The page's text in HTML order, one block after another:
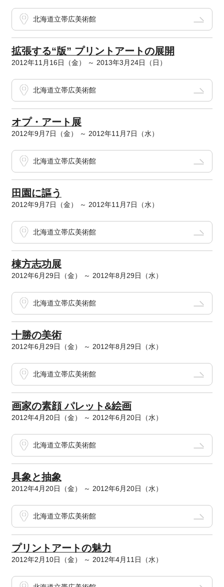
北海道立帯広美術館
拡張する“版” プリントアートの展開
2012年11月16日（金） ～ 2013年3月24日（日）
北海道立帯広美術館
オプ・アート展
2012年9月7日（金） ～ 2012年11月7日（水）
北海道立帯広美術館
田園に謳う
2012年9月7日（金） ～ 2012年11月7日（水）
北海道立帯広美術館
棟方志功展
2012年6月29日（金） ～ 2012年8月29日（水）
北海道立帯広美術館
十勝の美術
2012年6月29日（金） ～ 2012年8月29日（水）
北海道立帯広美術館
画家の素顔 パレット&絵画
2012年4月20日（金） ～ 2012年6月20日（水）
北海道立帯広美術館
具象と抽象
2012年4月20日（金） ～ 2012年6月20日（水）
北海道立帯広美術館
プリントアートの魅力
2012年2月10日（金） ～ 2012年4月11日（水）